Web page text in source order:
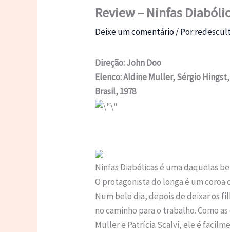
Review – Ninfas
Deixe um comentário/ Por
Direção: John Doo
Elenco: Aldine Muller, Sérgio
Brasil, 1978
Ninfas Diabólicas é uma daquelas
O protagonista do longa é um coroa
Num belo dia, depois de deixar os
no caminho para o trabalho. Como
Muller e Patrícia Scalvi, ele é